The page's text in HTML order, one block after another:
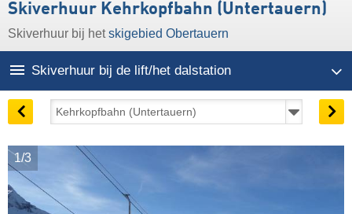
Skiverhuur Kehrkopfbahn (Untertauern)
Skiverhuur bij hetskigebied Obertauern
Skiverhuur bij de lift/het dalstation
1/3